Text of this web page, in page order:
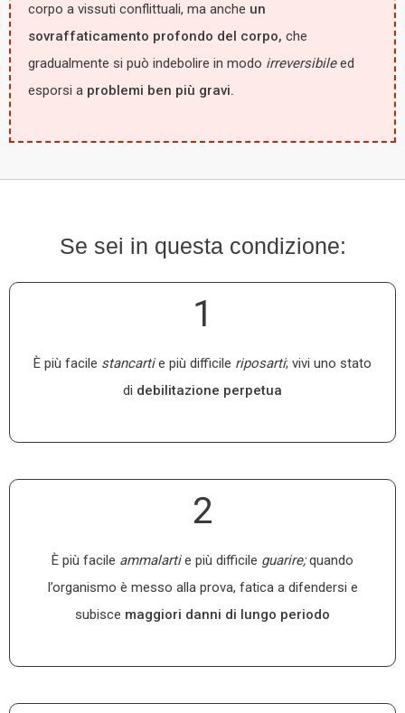
corpo a vissuti conflittuali, ma anche un
sovraffaticamento profondo del corpo, che
gradualmente si può indebolire in modo irreversibileed
esporsi a problemi ben più gravi.
Se sei in questa condizione:
1
È più facile stancartie più difficile riposarti; vivi uno stato
di debilitazione perpetua
2
È più facile ammalartie più difficile guarire;quando
l’organismo è messo alla prova, fatica a difendersi e
subisce maggiori danni di lungo periodo